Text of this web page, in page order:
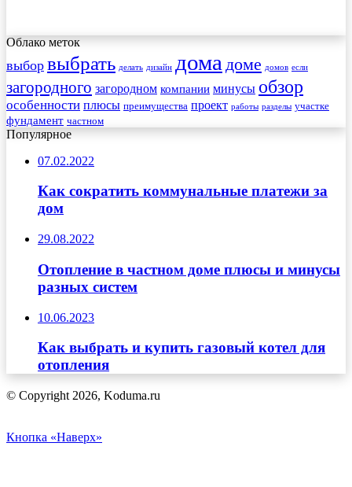
Облако меток
выбор выбрать делать дизайн дома доме домов если
загородного загородном компании минусы обзор
особенности плюсы преимущества проект работы разделы участке
фундамент частном
Популярное
07.02.2022
Как сократить коммунальные платежи за
дом
29.08.2022
Отопление в частном доме плюсы и минусы
разных систем
10.06.2023
Как выбрать и купить газовый котел для
отопления
© Copyright 2026, Koduma.ru
Кнопка «Наверх»